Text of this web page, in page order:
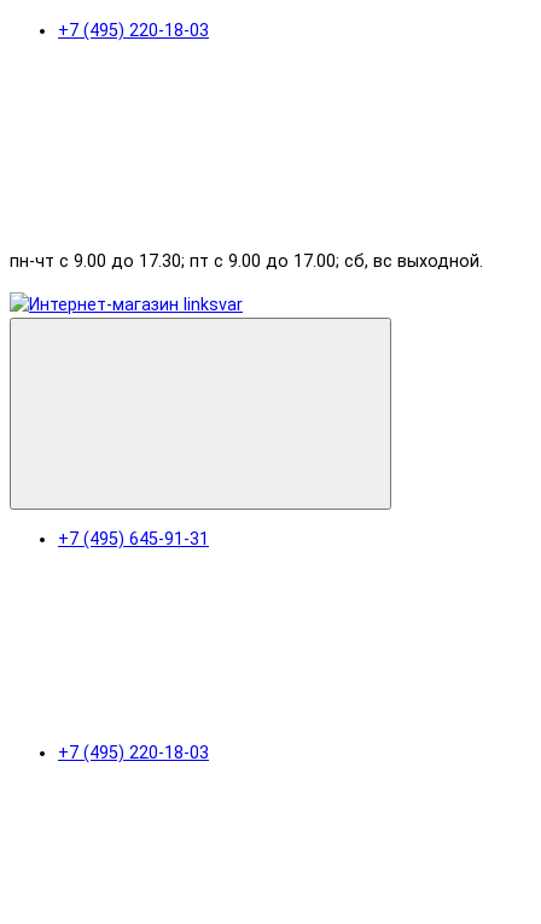
+7 (495) 220-18-03
пн-чт с 9.00 до 17.30; пт с 9.00 до 17.00; сб, вс выходной.
+7 (495) 645-91-31
+7 (495) 220-18-03